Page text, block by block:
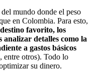
mundo donde el peso
en Colombia. Para esto,
favorito, los
analizar detalles como la
a gastos básicos
entre otros). Todo lo
su dinero.